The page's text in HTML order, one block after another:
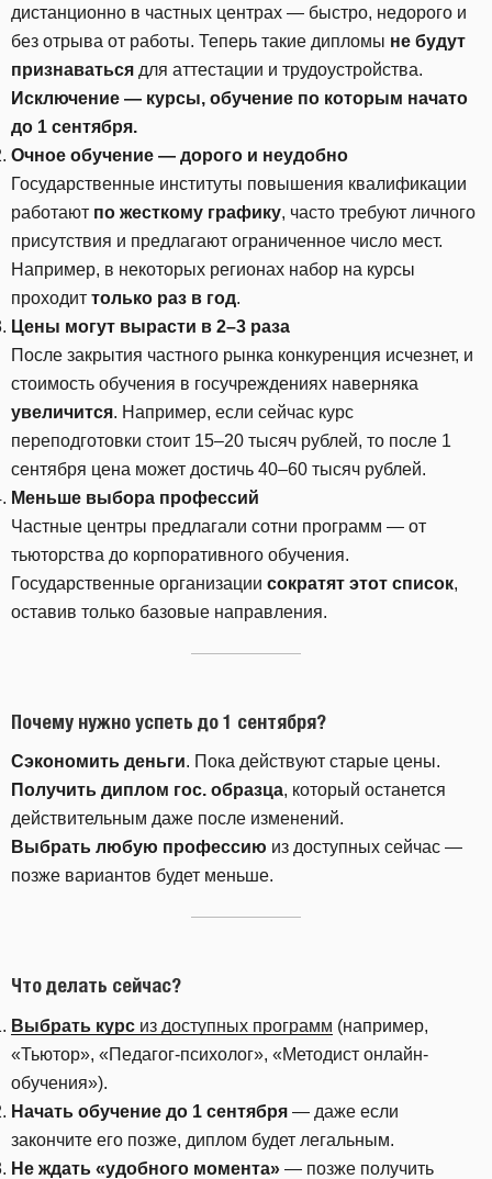
дистанционно в частных центрах — быстро, недорого и
без отрыва от работы. Теперь такие дипломы не будут
признаваться для аттестации и трудоустройства.
Исключение — курсы, обучение по которым начато
до 1 сентября.
Очное обучение — дорого и неудобно
Государственные институты повышения квалификации
работают по жесткому графику, часто требуют личного
присутствия и предлагают ограниченное число мест.
Например, в некоторых регионах набор на курсы
проходит только раз в год.
Цены могут вырасти в 2–3 раза
После закрытия частного рынка конкуренция исчезнет, и
стоимость обучения в госучреждениях наверняка
увеличится. Например, если сейчас курс
переподготовки стоит 15–20 тысяч рублей, то после 1
сентября цена может достичь 40–60 тысяч рублей.
Меньше выбора профессий
Частные центры предлагали сотни программ — от
тьюторства до корпоративного обучения.
Государственные организации сократят этот список,
оставив только базовые направления.
Почему нужно успеть до 1 сентября?
Сэкономить деньги. Пока действуют старые цены.
Получить диплом гос. образца, который останется
действительным даже после изменений.
Выбрать любую профессию из доступных сейчас —
позже вариантов будет меньше.
Что делать сейчас?
Выбрать курс из доступных программ (например,
«Тьютор», «Педагог-психолог», «Методист онлайн-
обучения»).
Начать обучение до 1 сентября — даже если
закончите его позже, диплом будет легальным.
Не ждать «удобного момента» — позже получить